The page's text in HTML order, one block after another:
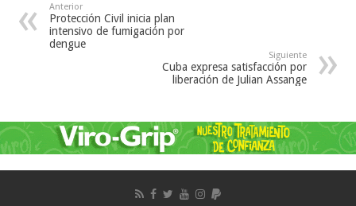
Anterior
Protección Civil inicia plan
intensivo de fumigación por
dengue
Siguiente
Cuba expresa satisfacción por
liberación de Julian Assange